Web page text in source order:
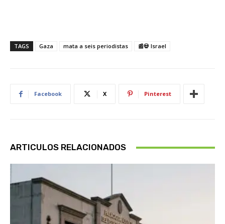
TAGS Gaza mata a seis periodistas 📰💀 Israel
Facebook X Pinterest
ARTICULOS RELACIONADOS